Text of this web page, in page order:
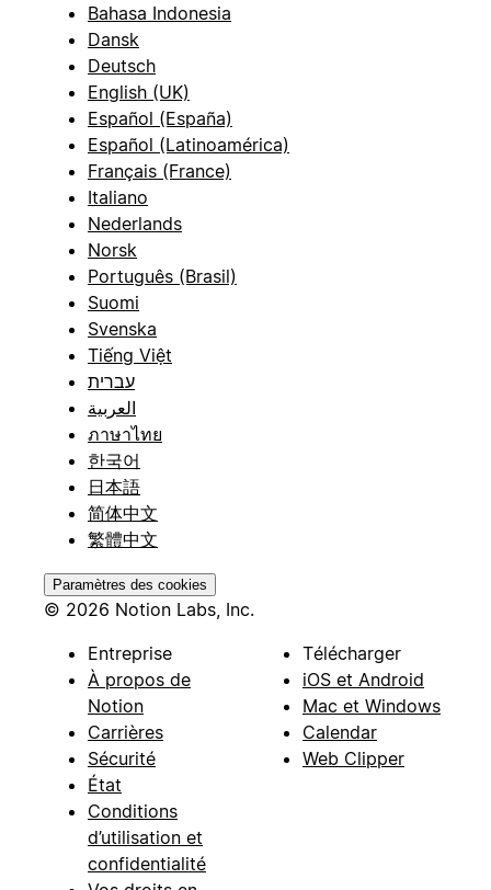
Bahasa Indonesia
Dansk
Deutsch
English (UK)
Español (España)
Español (Latinoamérica)
Français (France)
Italiano
Nederlands
Norsk
Português (Brasil)
Suomi
Svenska
Tiếng Việt
עברית
العربية
ภาษาไทย
한국어
日本語
简体中文
繁體中文
Paramètres des cookies
© 2026 Notion Labs, Inc.
Entreprise
À propos de
Notion
Carrières
Sécurité
État
Conditions
d’utilisation et
confidentialité
Télécharger
iOS et Android
Mac et Windows
Calendar
Web Clipper